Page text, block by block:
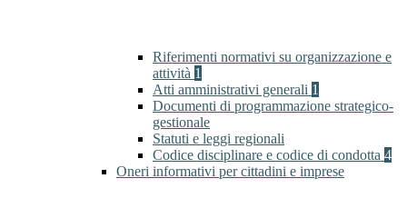
Riferimenti normativi su organizzazione e
attività 1
Atti amministrativi generali 1
Documenti di programmazione strategico-
gestionale
Statuti e leggi regionali
Codice disciplinare e codice di condotta 4
Oneri informativi per cittadini e imprese